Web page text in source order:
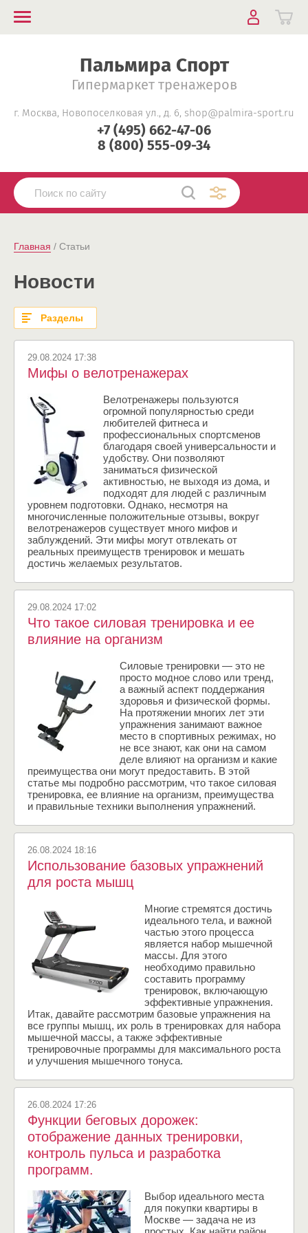
Пальмира Спорт
Гипермаркет тренажеров
г. Москва, Новопоселковая ул., д. 6, shop@palmira-sport.ru
+7 (495) 662-47-06
8 (800) 555-09-34
Главная / Cтатьи
Новости
Разделы
29.08.2024 17:38
Мифы о велотренажерах
Велотренажеры пользуются
огромной популярностью среди
любителей фитнеса и
профессиональных спортсменов
благодаря своей универсальности и
удобству. Они позволяют
заниматься физической
активностью, не выходя из дома, и
подходят для людей с различным
уровнем подготовки. Однако, несмотря на
многочисленные положительные отзывы, вокруг
велотренажеров существует много мифов и
заблуждений. Эти мифы могут отвлекать от
реальных преимуществ тренировок и мешать
достичь желаемых результатов.
29.08.2024 17:02
Что такое силовая тренировка и ее
влияние на организм
Силовые тренировки — это не
просто модное слово или тренд,
а важный аспект поддержания
здоровья и физической формы.
На протяжении многих лет эти
упражнения занимают важное
место в спортивных режимах, но
не все знают, как они на самом
деле влияют на организм и какие
преимущества они могут предоставить. В этой
статье мы подробно рассмотрим, что такое силовая
тренировка, ее влияние на организм, преимущества
и правильные техники выполнения упражнений.
26.08.2024 18:16
Использование базовых упражнений
для роста мышц
Многие стремятся достичь
идеального тела, и важной
частью этого процесса
является набор мышечной
массы. Для этого
необходимо правильно
составить программу
тренировок, включающую
эффективные упражнения.
Итак, давайте рассмотрим базовые упражнения на
все группы мышц, их роль в тренировках для набора
мышечной массы, а также эффективные
тренировочные программы для максимального роста
и улучшения мышечного тонуса.
26.08.2024 17:26
Функции беговых дорожек:
отображение данных тренировки,
контроль пульса и разработка
программ.
Выбор идеального места
для покупки квартиры в
Москве — задача не из